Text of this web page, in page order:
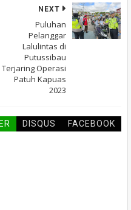
NEXT
Puluhan
Pelanggar
Lalulintas di
Putussibau
Terjaring Operasi
Patuh Kapuas
2023
DISQUS FACEBOOK